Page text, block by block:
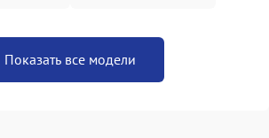
Показать все модели